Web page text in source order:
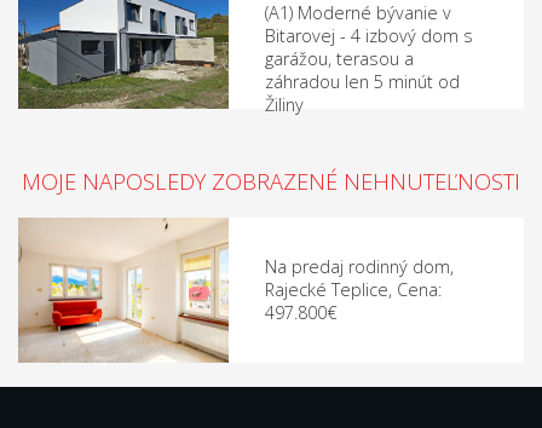
(A1) Moderné bývanie v
Bitarovej - 4 izbový dom s
garážou, terasou a
záhradou len 5 minút od
Žiliny
MOJE NAPOSLEDY ZOBRAZENÉ NEHNUTEĽNOSTI
Na predaj rodinný dom,
Rajecké Teplice, Cena:
497.800€